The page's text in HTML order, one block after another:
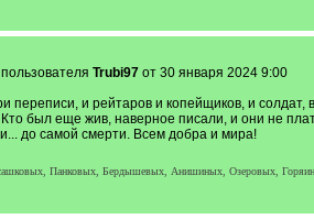
пользователя Trubi97от 30 января 2024 9:00
переписи, и рейтаров и копейщиков, и
был еще жив, наверное писали, и они не
до самой смерти. Всем добра и мира!
Панковых, Бердышевых, Анишиных, Озеровых,